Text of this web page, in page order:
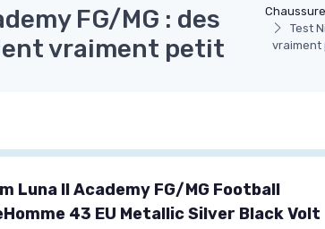
Test
vraiment
FG/MG : des
vraiment petit
Luna II Academy FG/MG Football
43 EU Metallic Silver Black Volt